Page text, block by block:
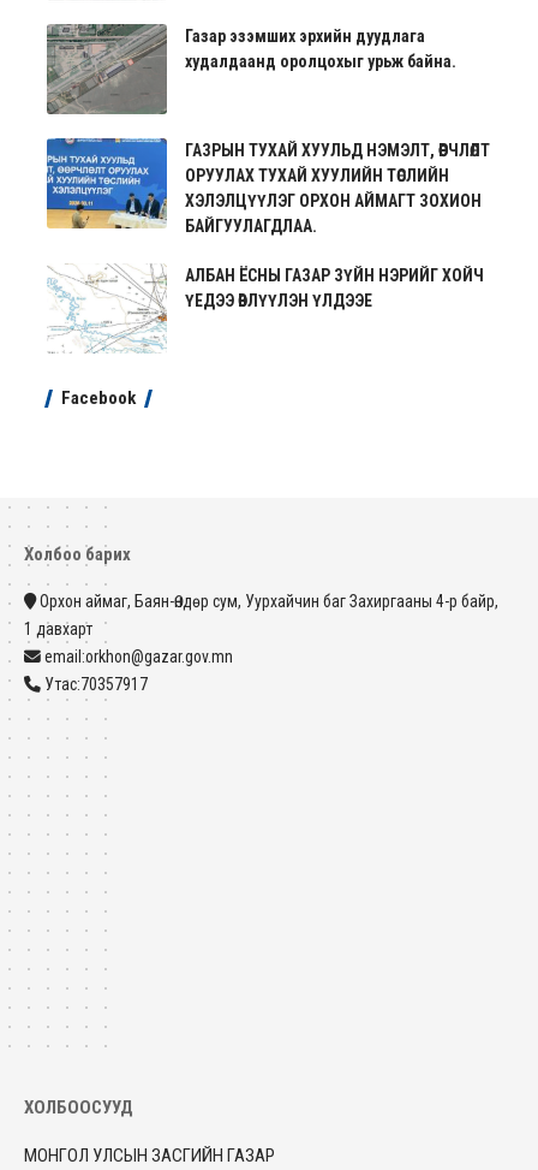
Газар эзэмших эрхийн дуудлага
худалдаанд оролцохыг урьж байна.
ГАЗРЫН ТУХАЙ ХУУЛЬД НЭМЭЛТ, ӨӨРЧЛӨЛТ
ОРУУЛАХ ТУХАЙ ХУУЛИЙН ТӨСЛИЙН
ХЭЛЭЛЦҮҮЛЭГ ОРХОН АЙМАГТ ЗОХИОН
БАЙГУУЛАГДЛАА.
АЛБАН ЁСНЫ ГАЗАР ЗҮЙН НЭРИЙГ ХОЙЧ
ҮЕДЭЭ ӨВЛҮҮЛЭН ҮЛДЭЭЕ
Facebook
Холбоо барих
Орхон аймаг, Баян-Өндөр сум, Уурхайчин баг Захиргааны 4-р байр,
1 давхарт
email:orkhon@gazar.gov.mn
Утас:70357917
ХОЛБООСУУД
МОНГОЛ УЛСЫН ЗАСГИЙН ГАЗАР